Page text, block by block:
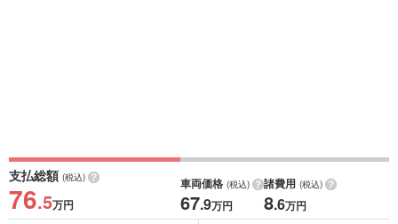
支払総額 (税込)
76.5万円
車両価格 (税込)
67.9万円
諸費用 (税込)
8.6万円